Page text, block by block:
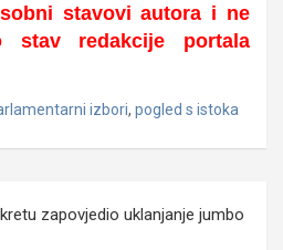
stavovi autora i ne
stav redakcije portala
izbori, pogled s istoka
zapovjedio uklanjanje jumbo